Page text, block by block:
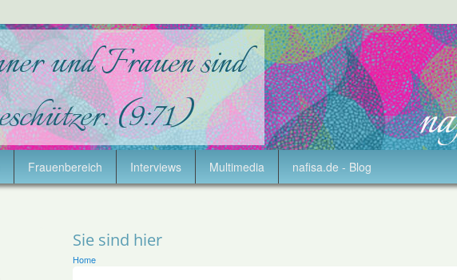
Frauenbereich Interviews Multimedia nafisa.de - Blog
Sie sind hier
Home